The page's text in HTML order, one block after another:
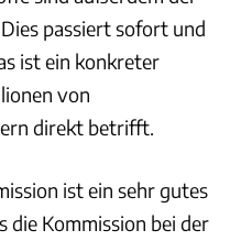
passiert sofort und
ist ein konkreter
von
direkt betrifft.
ist ein sehr gutes
die Kommission bei der